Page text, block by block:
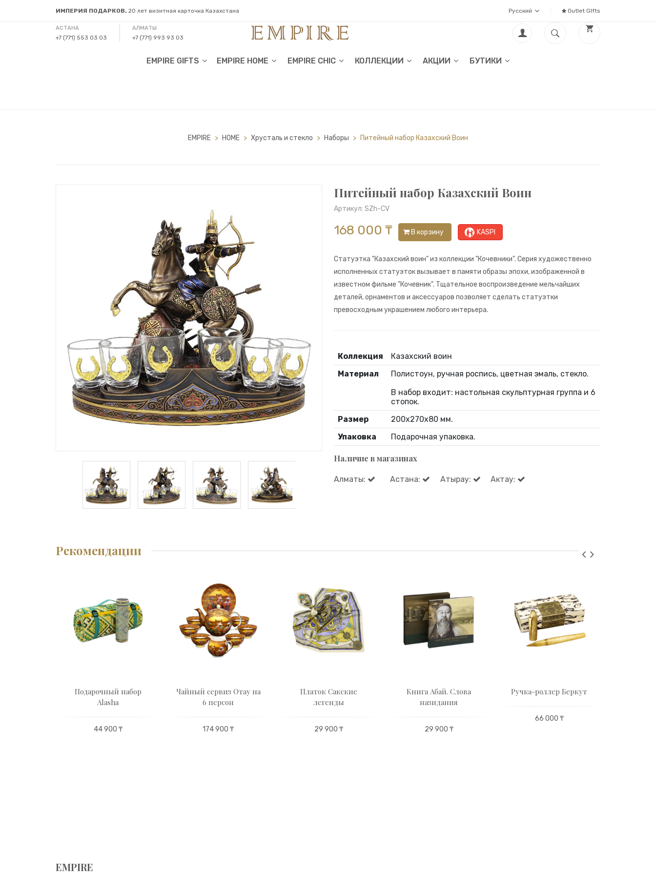
ИМПЕРИЯ ПОДАРКОВ. 20 лет визитная карточка Казахстана Русский Outlet GIfts
АСТАНА
+7 (771) 553 03 03
АЛМАТЫ
+7 (771) 993 93 03
EMPIRE GIFTS EMPIRE HOME EMPIRE CHIC КОЛЛЕКЦИИ АКЦИИ БУТИКИ
EMPIRE > HOME > Хрусталь и стекло > Наборы > Питейный набор Казахский Воин
Питейный набор Казахский Воин
Артикул: SZh-CV
168 000 ₸ В корзину KASPI
Статуэтка "Казахский воин" из коллекции "Кочевники". Серия художественно
исполненных статуэток вызывает в памяти образы эпохи, изображенной в
известном фильме "Кочевник". Тщательное воспроизведение мельчайших
деталей, орнаментов и аксессуаров позволяет сделать статуэтки
превосходным украшением любого интерьера.
Коллекция
Казахский воин
Материал
Полистоун, ручная роспись, цветная эмаль, стекло.
В набор входит: настольная скульптурная группа и 6
стопок.
Размер
200x270x80 мм.
Упаковка
Подарочная упаковка.
Наличие в магазинах
Алматы: Астана: Атырау: Актау:
Рекомендации
Подарочный набор
Alasha
44 900 ₸
Чайный сервиз Отау на
6 персон
174 900 ₸
Платок Сакские
легенды
29 900 ₸
Книга Абай. Слова
назидания
29 900 ₸
Ручка-роллер Беркут
66 000 ₸
EMPIRE